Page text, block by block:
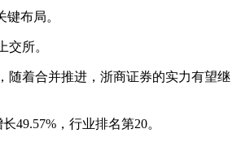
布局。
所。
随着合并推进，浙商证券的实力有望继
49.57%，行业排名第20。